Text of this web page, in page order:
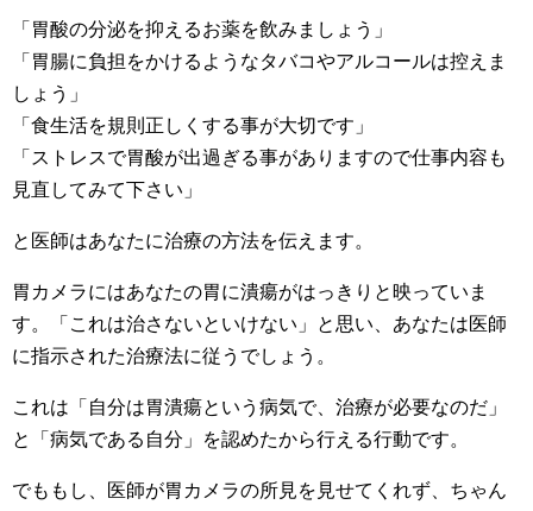
「胃酸の分泌を抑えるお薬を飲みましょう」
「胃腸に負担をかけるようなタバコやアルコールは控えま
しょう」
「食生活を規則正しくする事が大切です」
「ストレスで胃酸が出過ぎる事がありますので仕事内容も
見直してみて下さい」
と医師はあなたに治療の方法を伝えます。
胃カメラにはあなたの胃に潰瘍がはっきりと映っていま
す。「これは治さないといけない」と思い、あなたは医師
に指示された治療法に従うでしょう。
これは「自分は胃潰瘍という病気で、治療が必要なのだ」
と「病気である自分」を認めたから行える行動です。
でももし、医師が胃カメラの所見を見せてくれず、ちゃん